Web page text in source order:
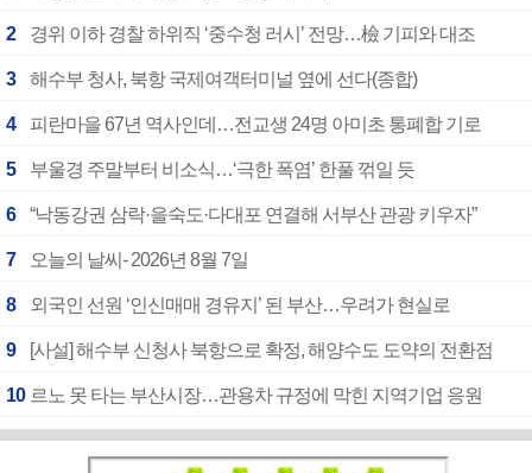
2 경위 이하 경찰 하위직 ‘중수청 러시’ 전망…檢 기피와 대조
3 해수부 청사, 북항 국제여객터미널 옆에 선다(종합)
4 피란마을 67년 역사인데…전교생 24명 아미초 통폐합 기로
5 부울경 주말부터 비소식…‘극한 폭염’ 한풀 꺾일 듯
6 “낙동강권 삼락·을숙도·다대포 연결해 서부산 관광 키우자”
7 오늘의 날씨- 2026년 8월 7일
8 외국인 선원 ‘인신매매 경유지’ 된 부산…우려가 현실로
9 [사설] 해수부 신청사 북항으로 확정, 해양수도 도약의 전환점
10 르노 못 타는 부산시장…관용차 규정에 막힌 지역기업 응원